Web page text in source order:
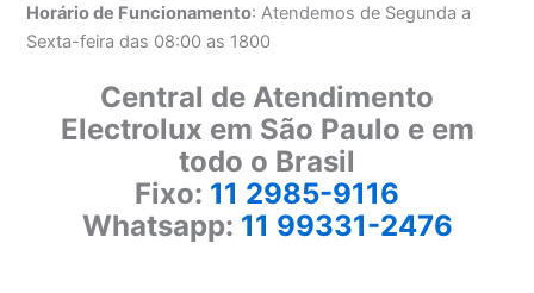
Horário de Funcionamento: Atendemos de Segunda a
Sexta-feira das 08:00 as 1800
Central de Atendimento
Electrolux em São Paulo e em
todo o Brasil
Fixo: 11 2985-9116
Whatsapp: 11 99331-2476